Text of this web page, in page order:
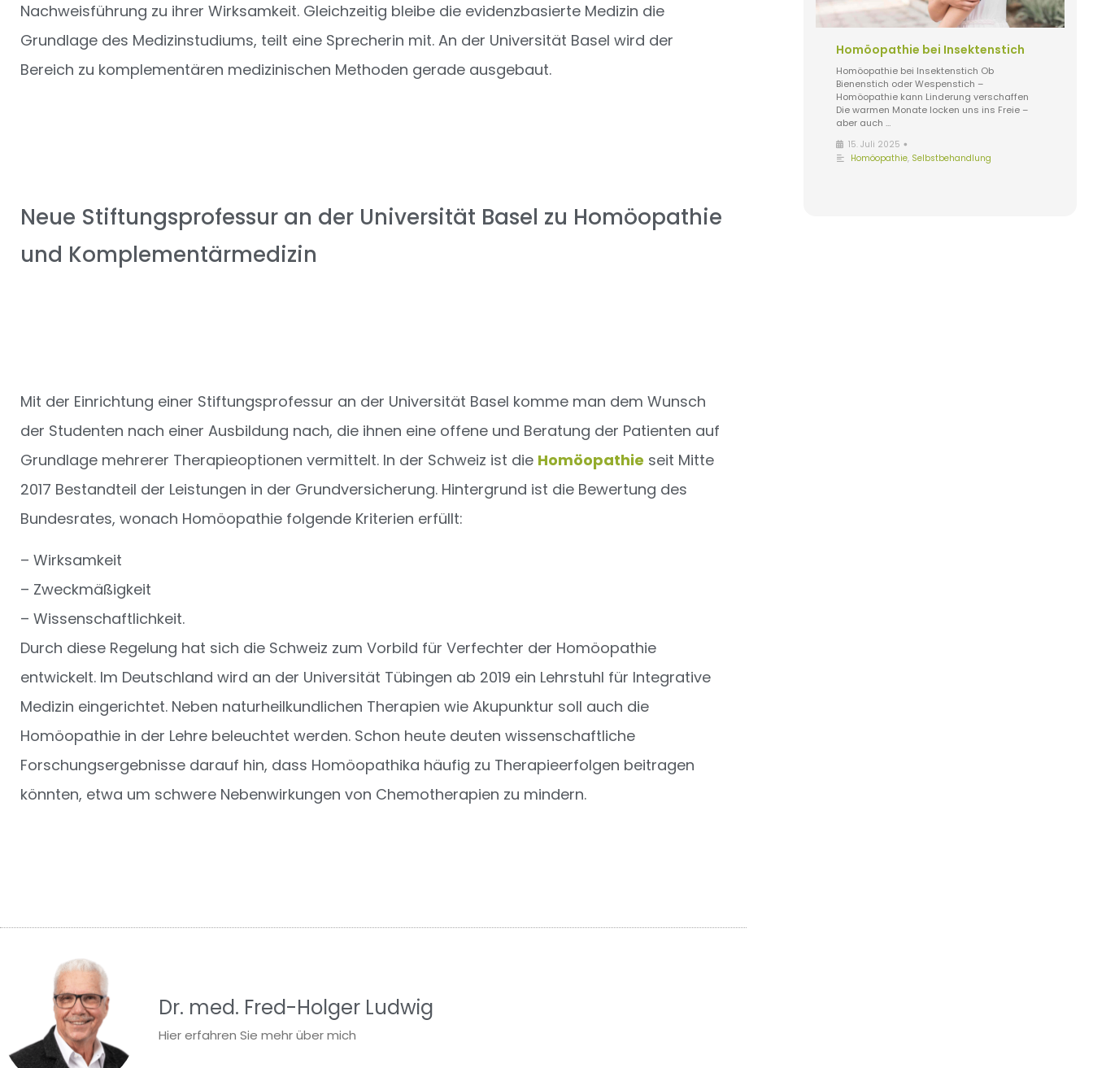
Nachweisführung zu ihrer Wirksamkeit. Gleichzeitig bleibe die evidenzbasierte Medizin die
Grundlage des Medizinstudiums, teilt eine Sprecherin mit. An der Universität Basel wird der
Bereich zu komplementären medizinischen Methoden gerade ausgebaut.
Neue Stiftungsprofessur an der Universität Basel zu Homöopathie
und Komplementärmedizin
Mit der Einrichtung einer Stiftungsprofessur an der Universität Basel komme man dem Wunsch
der Studenten nach einer Ausbildung nach, die ihnen eine offene und Beratung der Patienten auf
Grundlage mehrerer Therapieoptionen vermittelt. In der Schweiz ist die Homöopathie seit Mitte
2017 Bestandteil der Leistungen in der Grundversicherung. Hintergrund ist die Bewertung des
Bundesrates, wonach Homöopathie folgende Kriterien erfüllt:
– Wirksamkeit
– Zweckmäßigkeit
– Wissenschaftlichkeit.
Durch diese Regelung hat sich die Schweiz zum Vorbild für Verfechter der Homöopathie
entwickelt. Im Deutschland wird an der Universität Tübingen ab 2019 ein Lehrstuhl für Integrative
Medizin eingerichtet. Neben naturheilkundlichen Therapien wie Akupunktur soll auch die
Homöopathie in der Lehre beleuchtet werden. Schon heute deuten wissenschaftliche
Forschungsergebnisse darauf hin, dass Homöopathika häufig zu Therapieerfolgen beitragen
könnten, etwa um schwere Nebenwirkungen von Chemotherapien zu mindern.
Dr. med. Fred-Holger Ludwig
Hier erfahren Sie mehr über mich
Homöopathie bei Insektenstich
Homöopathie bei Insektenstich Ob
Bienenstich oder Wespenstich –
Homöopathie kann Linderung verschaffen
Die warmen Monate locken uns ins Freie –
aber auch …
15. Juli 2025 •
Homöopathie, Selbstbehandlung